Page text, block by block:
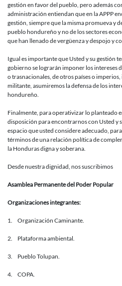
gestión en favor del pueblo, pero además
administración entiendan que en la APPP
gestión, siempre que la misma promueva y
pueblo hondureño y no de los sectores
que han llenado de vergüenza y despojo y
Igual es importante que Usted y su gestión
gobierno se lograrán imponer los intereses
o trasnacionales, de otros países o
militante, asumiremos la defensa de los
hondureño.
Finalmente, para operativizar lo planteado
disposición para encontrarnos con Usted y
espacio que usted considere adecuado,
términos de una relación política de
la Honduras digna y soberana.
Desde nuestra dignidad, nos suscribimos
Asamblea Permanente del Poder Popular
Organizaciones
1. Organización Caminante.
2. Plataforma ambiental.
3. Pueblo Tolupan.
4. COPA.